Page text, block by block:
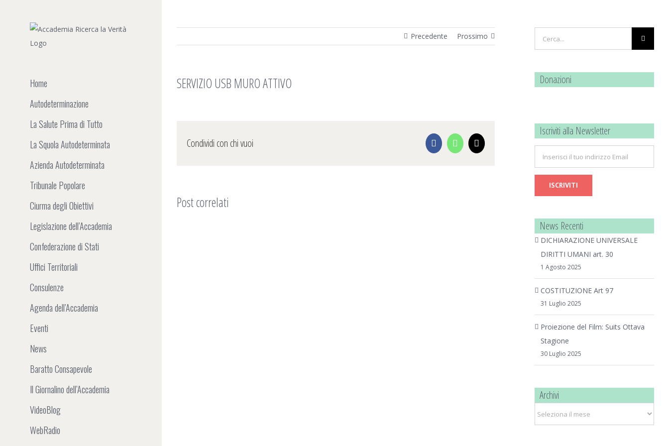
Home
Autodeterminazione
La Salute Prima di Tutto
La Squola Autodeterminata
Azienda Autodeterminata
Tribunale Popolare
Ciurma degli Obiettivi
Legislazione dell’Accademia
Confederazione di Stati
Uffici Territoriali
Consulenze
Agenda dell’Accademia
Eventi
News
Baratto Consapevole
Il Giornalino dell’Accademia
VideoBlog
WebRadio
Precedente Prossimo
SERVIZIO USB MURO ATTIVO
Condividi con chi vuoi FacebookWhatsApp
Email
Post correlati
per:
Donazioni
Iscriviti alla Newsletter
News Recenti
DICHIARAZIONE UNIVERSALE
DIRITTI UMANI art. 30
1 Agosto 2025
COSTITUZIONE Art 97
31 Luglio 2025
Proiezione del Film: Suits Ottava
Stagione
30 Luglio 2025
Archivi